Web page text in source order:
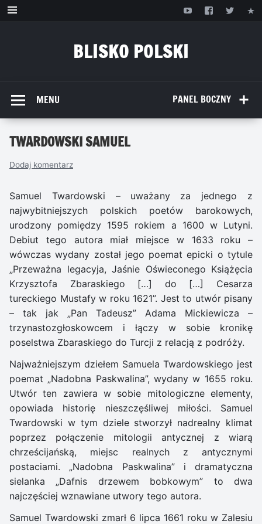
Przejdź
BLISKO POLSKI
PANEL BOCZNY
MENU
TWARDOWSKI SAMUEL
Dodaj komentarz
Samuel Twardowski – uważany za jednego z
najwybitniejszych polskich poetów barokowych,
urodzony pomiędzy 1595 rokiem a 1600 w Lutyni.
Debiut tego autora miał miejsce w 1633 roku –
wówczas wydany został jego poemat epicki o tytule
„Przeważna legacyja, Jaśnie Oświeconego Książęcia
Krzysztofa Zbaraskiego […] do […] Cesarza
tureckiego Mustafy w roku 1621”. Jest to utwór pisany
– tak jak „Pan Tadeusz” Adama Mickiewicza –
trzynastozgłoskowcem i łączy w sobie kronikę
poselstwa Zbaraskiego do Turcji z relacją z podróży.
Najważniejszym dziełem Samuela Twardowskiego jest
poemat „Nadobna Paskwalina”, wydany w 1655 roku.
Utwór ten zawiera w sobie mitologiczne elementy,
opowiada historię nieszczęśliwej miłości. Samuel
Twardowski w tym dziele stworzył nadrealny klimat
poprzez połączenie mitologii antycznej z wiarą
chrześcijańską, miejsc realnych z antycznymi
postaciami. „Nadobna Paskwalina” i dramatyczna
sielanka „Dafnis drzewem bobkowym” to dwa
najczęściej wznawiane utwory tego autora.
Samuel Twardowski zmarł 6 lipca 1661 roku w Zalesiu